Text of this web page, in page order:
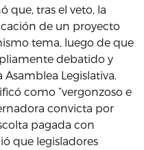
que, tras el veto, la
de un proyecto
tema, luego de que
debatido y
Legislativa.
como “vergonzoso e
convicta por
pagada con
que legisladores